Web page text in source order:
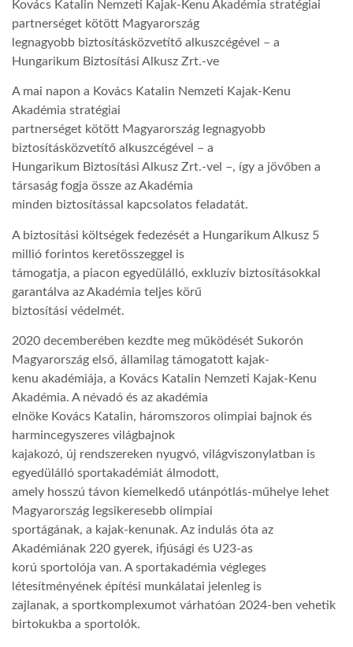
LATIMO.HU
Kovács Katalin Nemzeti Kajak-Kenu Akadémia stratégiai
partnerséget kötött Magyarország
legnagyobb biztosításközvetítő alkuszcégével – a
Hungarikum Biztosítási Alkusz Zrt.-ve
A mai napon a Kovács Katalin Nemzeti Kajak-Kenu
Akadémia stratégiai
partnerséget kötött Magyarország legnagyobb
biztosításközvetítő alkuszcégével – a
Hungarikum Biztosítási Alkusz Zrt.-vel –, így a jövőben a
társaság fogja össze az Akadémia
minden biztosítással kapcsolatos feladatát.
A biztosítási költségek fedezését a Hungarikum Alkusz 5
millió forintos keretösszeggel is
támogatja, a piacon egyedülálló, exkluzív biztosításokkal
garantálva az Akadémia teljes körű
biztosítási védelmét.
2020 decemberében kezdte meg működését Sukorón
Magyarország első, államilag támogatott kajak-
kenu akadémiája, a Kovács Katalin Nemzeti Kajak-Kenu
Akadémia. A névadó és az akadémia
elnöke Kovács Katalin, háromszoros olimpiai bajnok és
harmincegyszeres világbajnok
kajakozó, új rendszereken nyugvó, világviszonylatban is
egyedülálló sportakadémiát álmodott,
amely hosszú távon kiemelkedő utánpótlás-műhelye lehet
Magyarország legsikeresebb olimpiai
sportágának, a kajak-kenunak. Az indulás óta az
Akadémiának 220 gyerek, ifjúsági és U23-as
korú sportolója van. A sportakadémia végleges
létesítményének építési munkálatai jelenleg is
zajlanak, a sportkomplexumot várhatóan 2024-ben vehetik
birtokukba a sportolók.